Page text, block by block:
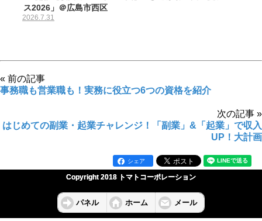
ス2026」＠広島市西区
2026.7.31
« 前の記事
事務職も営業職も！実務に役立つ6つの資格を紹介
次の記事 »
はじめての副業・起業チャレンジ！「副業」&「起業」で収入
UP！大計画
シェア
Copyright 2018 トマトコーポレーション
パネル ホーム メール